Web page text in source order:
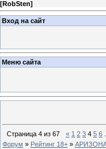
[RobSten]
Вход на сайт
Меню сайта
Страница 4 из 67 « 1 2 3 4 5 6
Форум » Рейтинг 18+ »